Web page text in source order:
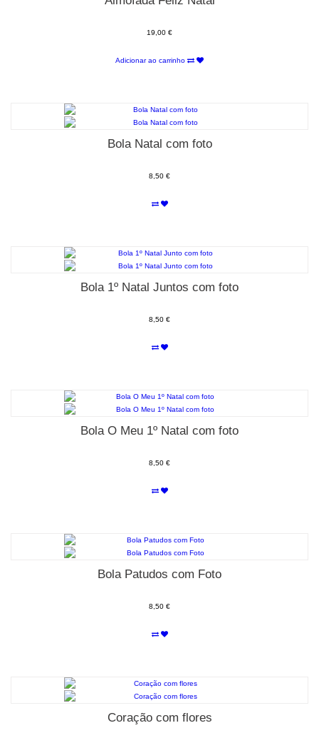
19,00 €
Adicionar ao carrinho
Bola Natal com foto
8,50 €
Bola 1º Natal Juntos com foto
8,50 €
Bola O Meu 1º Natal com foto
8,50 €
Bola Patudos com Foto
8,50 €
Coração com flores